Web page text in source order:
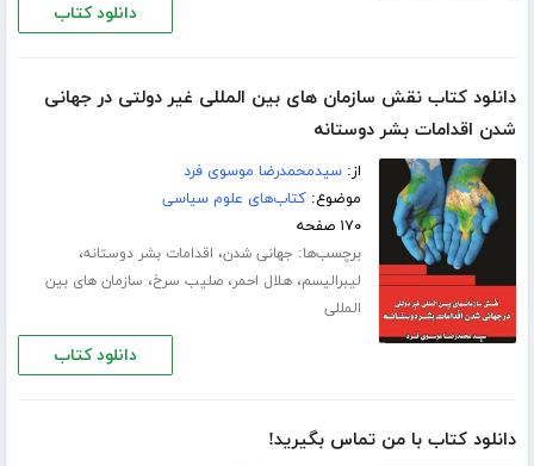
دانلود کتاب
دانلود کتاب نقش سازمان های بین المللی غیر دولتی در جهانی
شدن اقدامات بشر دوستانه
از:سیدمحمدرضا موسوی فرد
موضوع:کتاب‌های علوم سیاسی
۱۷۰ صفحه
برچسب‌ها: جهانی شدن، اقدامات بشر دوستانه،
لیبرالیسم،هلال احمر،صلیب سرخ، سازمان های بین
المللی
دانلود کتاب
دانلود کتاب با من تماس بگیرید!